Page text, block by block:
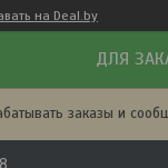
на Deal.by
ДЛЯ
заказы и